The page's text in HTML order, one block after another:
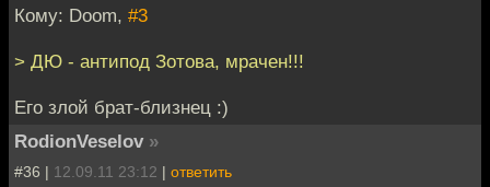
Кому: Doom, #3
> ДЮ - антипод Зотова, мрачен!!!
Его злой брат-близнец :)
RodionVeselov »
#36 | 12.09.11 23:12 | ответить